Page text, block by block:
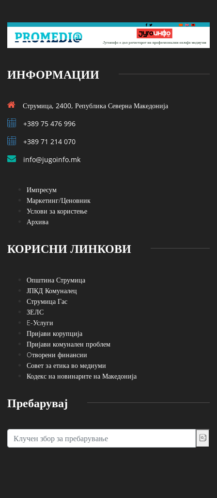
ИНФОРМАЦИИ
Струмица, 2400, Република Северна Македонија
+389 75 476 996
+389 71 214 070
info@jugoinfo.mk
Импресум
Маркетинг/Ценовник
Услови за користење
Архива
КОРИСНИ ЛИНКОВИ
Општина Струмица
ЈПКД Комуналец
Струмица Гас
ЗЕЛС
E-Услуги
Пријави корупција
Пријави комунален проблем
Oтворени финансии
Совет за етика во медиуми
Кодекс на новинарите на Македонија
Пребарувај